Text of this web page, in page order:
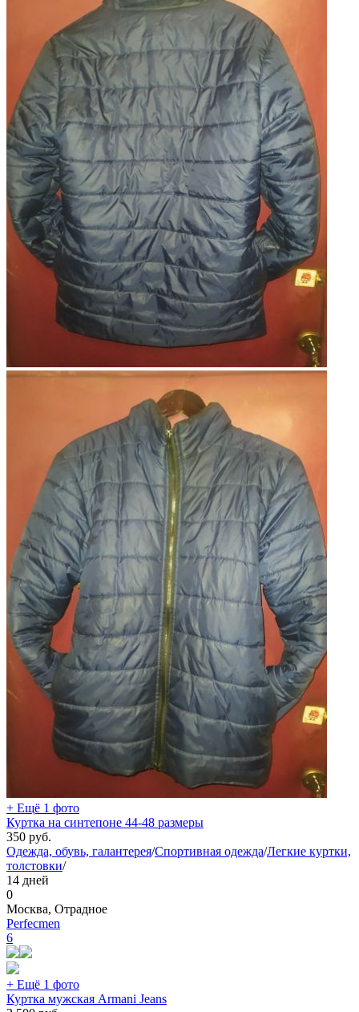
+ Ещё 1 фото
Куртка на синтепоне 44-48 размеры
350 руб.
Одежда, обувь, галантерея/Спортивная одежда/Легкие куртки,
толстовки/
14 дней
0
Москва, Отрадное
Perfecmen
6
+ Ещё 1 фото
Куртка мужская Armani Jeans